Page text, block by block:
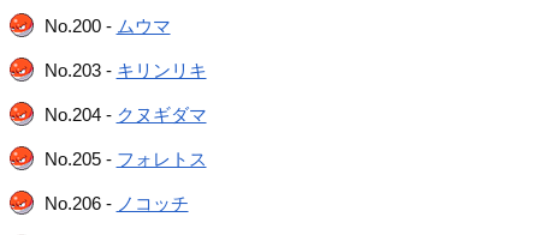
No.200 - ムウマ
No.203 - キリンリキ
No.204 - クヌギダマ
No.205 - フォレトス
No.206 - ノコッチ